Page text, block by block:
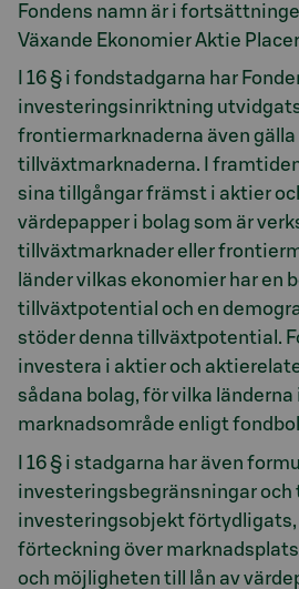
Fondens namn är i
Växande Ekonomier Aktie
I 16 § i fondstadgarna har
investeringsinriktning
frontiermarknaderna även gälla
tillväxtmarknaderna. I
sina tillgångar främst i aktier
värdepapper i bolag som är
tillväxtmarknader eller
länder vilkas ekonomier har en
tillväxtpotential och en
stöder denna tillväxtpotential.
investera i aktier och
sådana bolag, för vilka
marknadsområde enligt
I 16 § i stadgarna har även
investeringsbegränsningar och
investeringsobjekt förtydligats,
förteckning över
och möjligheten till lån av